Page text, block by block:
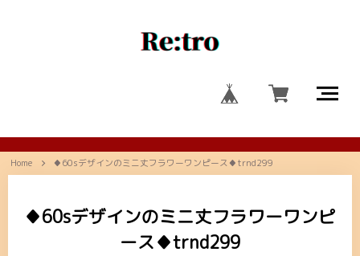
Home ♦60sデザインのミニ丈フラワーワンピース♦trnd299
♦60sデザインのミニ丈フラワーワンピ
ース♦trnd299